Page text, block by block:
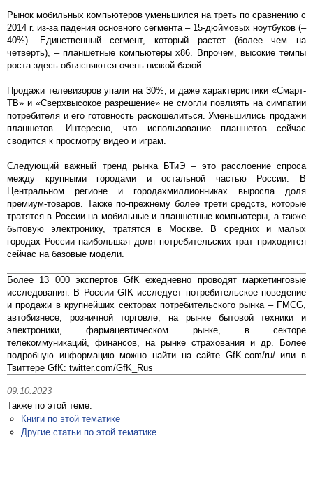
Рынок мобильных компьютеров уменьшился на треть по сравнению с
2014 г. из-за падения основного сегмента – 15-дюймовых ноутбуков (–
40%). Единственный сегмент, который растет (более чем на
четверть), – планшетные компьютеры х86. Впрочем, высокие темпы
роста здесь объясняются очень низкой базой.
Продажи телевизоров упали на 30%, и даже характеристики «Смарт-
ТВ» и «Сверхвысокое разрешение» не смогли повлиять на симпатии
потребителя и его готовность раскошелиться. Уменьшились продажи
планшетов. Интересно, что использование планшетов сейчас
сводится к просмотру видео и играм.
Следующий важный тренд рынка БТиЭ – это расслоение спроса
между крупными городами и остальной частью России. В
Центральном регионе и городахмиллионниках выросла доля
премиум-товаров. Также по-прежнему более трети средств, которые
тратятся в России на мобильные и планшетные компьютеры, а также
бытовую электронику, тратятся в Москве. В средних и малых
городах России наибольшая доля потребительских трат приходится
сейчас на базовые модели.
Более 13 000 экспертов GfK ежедневно проводят маркетинговые
исследования. В России GfK исследует потребительское поведение
и продажи в крупнейших секторах потребительского рынка – FMCG,
автобизнесе, розничной торговле, на рынке бытовой техники и
электроники, фармацевтическом рынке, в секторе
телекоммуникаций, финансов, на рынке страхования и др. Более
подробную информацию можно найти на сайте GfK.com/ru/ или в
Твиттере GfK: twitter.com/GfK_Rus
09.10.2023
Также по этой теме:
Книги по этой тематике
Другие статьи по этой тематике